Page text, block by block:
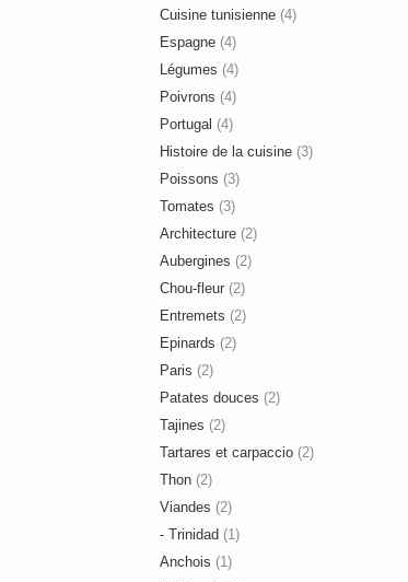
Cuisine tunisienne (4)
Espagne (4)
Légumes (4)
Poivrons (4)
Portugal (4)
Histoire de la cuisine (3)
Poissons (3)
Tomates (3)
Architecture (2)
Aubergines (2)
Chou-fleur (2)
Entremets (2)
Epinards (2)
Paris (2)
Patates douces (2)
Tajines (2)
Tartares et carpaccio (2)
Thon (2)
Viandes (2)
- Trinidad (1)
Anchois (1)